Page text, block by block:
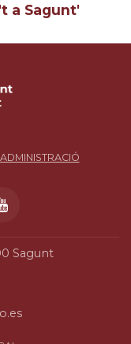
a Sagunt'
ADMINISTRACIÓ
Sagunt